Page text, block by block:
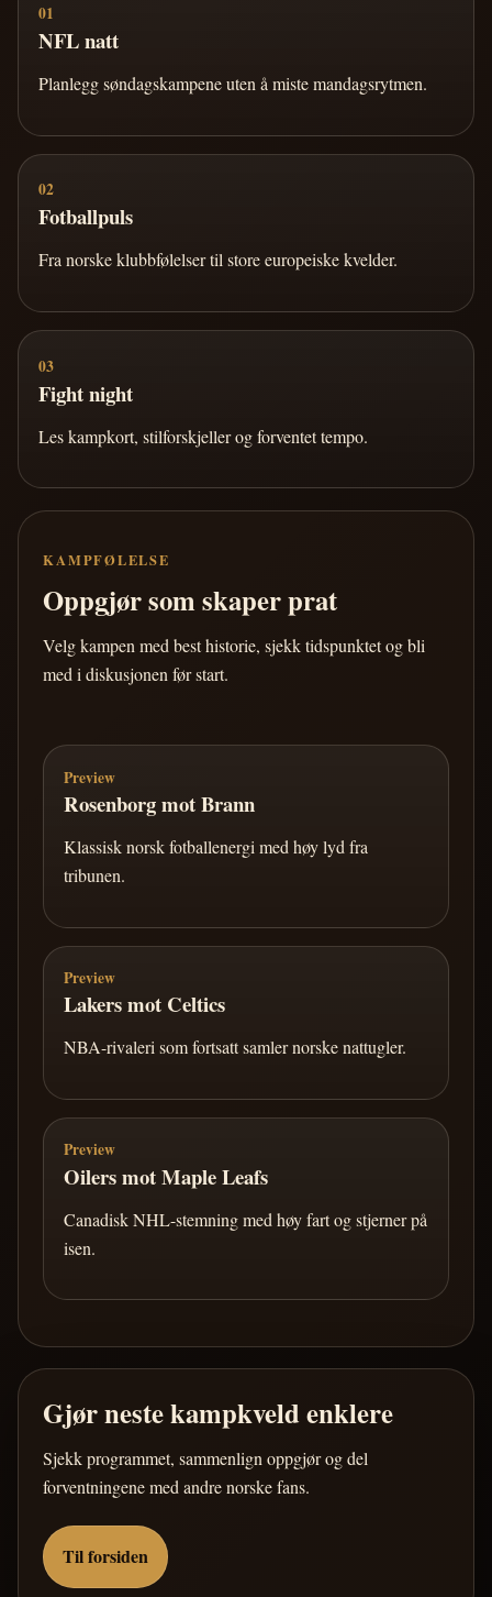
01
NFL natt
Planlegg søndagskampene uten å miste mandagsrytmen.
02
Fotballpuls
Fra norske klubbfølelser til store europeiske kvelder.
03
Fight night
Les kampkort, stilforskjeller og forventet tempo.
KAMPFØLELSE
Oppgjør som skaper prat
Velg kampen med best historie, sjekk tidspunktet og bli
med i diskusjonen før start.
Preview
Rosenborg mot Brann
Klassisk norsk fotballenergi med høy lyd fra
tribunen.
Preview
Lakers mot Celtics
NBA-rivaleri som fortsatt samler norske nattugler.
Preview
Oilers mot Maple Leafs
Canadisk NHL-stemning med høy fart og stjerner på
isen.
Gjør neste kampkveld enklere
Sjekk programmet, sammenlign oppgjør og del
forventningene med andre norske fans.
Til forsiden